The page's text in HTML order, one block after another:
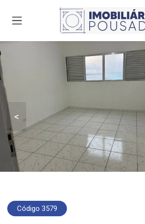
Página inicial
<
Código 3579